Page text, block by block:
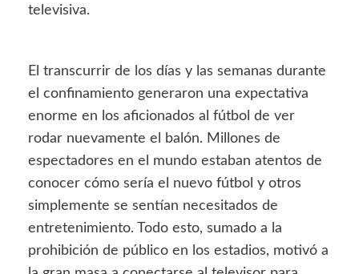
televisiva.
El transcurrir de los días y las semanas durante
el confinamiento generaron una expectativa
enorme en los aficionados al fútbol de ver
rodar nuevamente el balón. Millones de
espectadores en el mundo estaban atentos de
conocer cómo sería el nuevo fútbol y otros
simplemente se sentían necesitados de
entretenimiento. Todo esto, sumado a la
prohibición de público en los estadios, motivó a